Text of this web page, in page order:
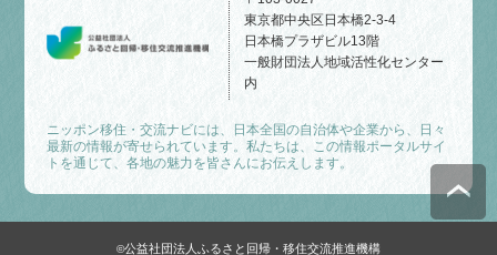
東京都中央区日本橋2-3-4
日本橋プラザビル13階
一般財団法人地域活性化センター
内
ニッポン移住・交流ナビには、日本全国の自治体や企業から、日々
最新の情報が寄せられています。私たちは、この情報ポータルサイ
トを通じて、各地の魅力を皆さんにお伝えします。
©公益社団法人ふるさと回帰・移住交流推進機構